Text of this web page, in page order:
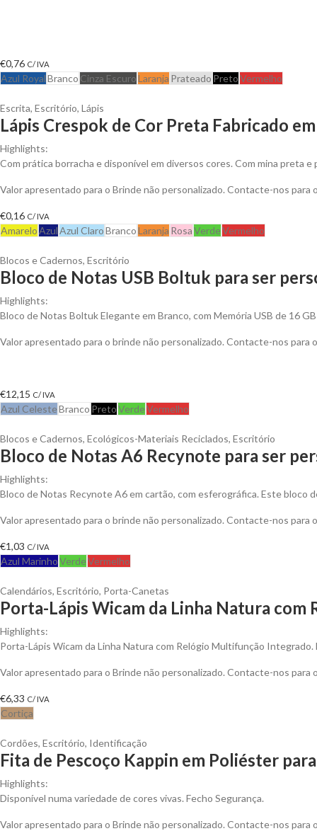
€0,76 C/ IVA
Azul RoyalBranco Cinza EscuroLaranja Prateado PretoVermelho
Escrita, Escritório, Lápis
Lápis Crespok de Cor Preta Fabricado
Highlights:
Com prática borracha e disponível em diversos cores. Com mina preta e
Valor apresentado para o Brinde não personalizado. Contacte-nos
€0,16 C/ IVA
AmareloAzulAzul ClaroBrancoLaranja RosaVerdeVermelho
Blocos e Cadernos, Escritório
Bloco de Notas USB Boltuk para ser
Highlights:
Bloco de Notas Boltuk Elegante em Branco, com Memória USB de 16 GB
Valor apresentado para o brinde não personalizado. Contacte-nos
€12,15 C/ IVA
Azul CelesteBranco PretoVerdeVermelho
Blocos e Cadernos, Ecológicos-Materiais Reciclados, Escritório
Bloco de Notas A6 Recynote para ser
Highlights:
Bloco de Notas Recynote A6 em cartão, com esferográfica. Este bloco
Valor apresentado para o brinde não personalizado. Contacte-nos
€1,03 C/ IVA
Azul MarinhoVerdeVermelho
Calendários, Escritório, Porta-Canetas
Porta-Lápis Wicam da Linha Natura
Highlights:
Porta-Lápis Wicam da Linha Natura com Relógio Multifunção
Valor apresentado para o Brinde não personalizado. Contacte-nos
€6,33 C/ IVA
Cortiça
Cordões, Escritório, Identificação
Fita de Pescoço Kappin em Poliéster
Highlights:
Disponível numa variedade de cores vivas. Fecho Segurança.
Valor apresentado para o Brinde não personalizado. Contacte-nos